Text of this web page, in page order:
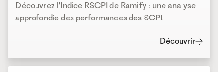
Découvrez l'Indice RSCPI de Ramify : une analyse
approfondie des performances des SCPI.
Découvrir